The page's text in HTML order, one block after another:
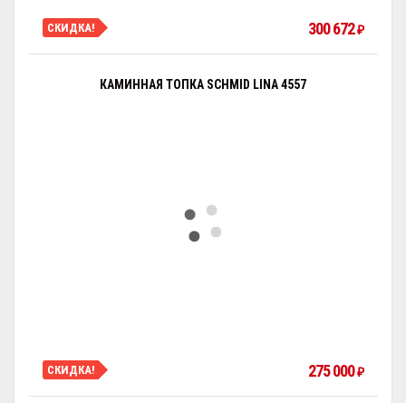
СКИДКА! 300 672₽
КАМИННАЯ ТОПКА SCHMID LINA 4557
СКИДКА! 275 000₽